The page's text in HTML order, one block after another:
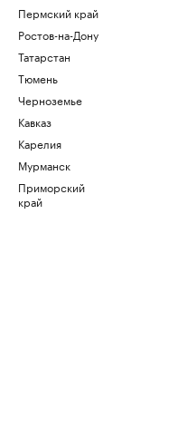
Пермский край
Ростов-на-Дону
Татарстан
Тюмень
Черноземье
Кавказ
Карелия
Мурманск
Приморский
край